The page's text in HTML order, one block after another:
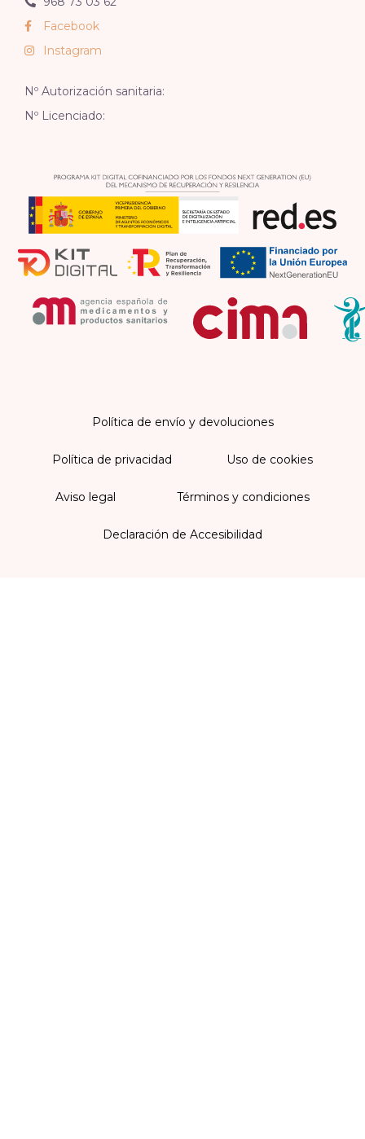
Facebook
Instagram
Nº Autorización sanitaria:
Nº Licenciado:
Política de envío y devoluciones
Política de privacidad Uso de cookies
Aviso legal Términos y condiciones
Declaración de Accesibilidad